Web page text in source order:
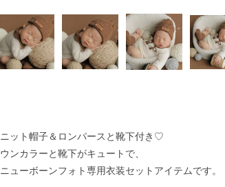
ット帽子＆ロンパースと靴下付き♡
ンカラーと靴下がキュートで、
ューボーンフォト専用衣装セットアイテムです。